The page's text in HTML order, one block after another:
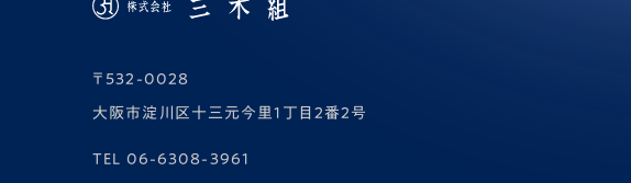
〒532-0028
大阪市淀川区十三元今里1丁目2番2号
TEL 06-6308-3961